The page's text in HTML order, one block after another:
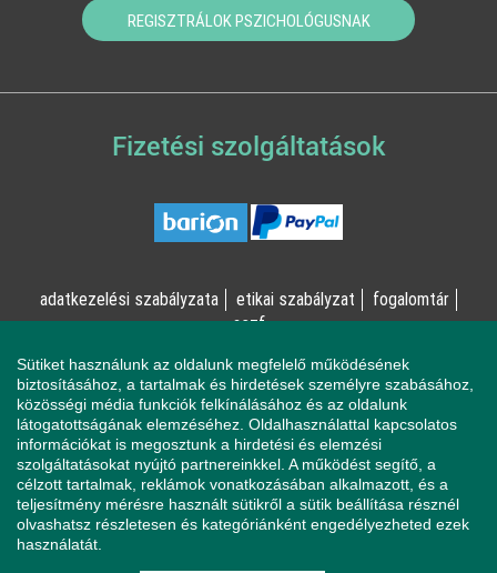
REGISZTRÁLOK PSZICHOLÓGUSNAK
Fizetési szolgáltatások
adatkezelési szabályzata etikai szabályzat
fogalomtár
aszf
© Online Pszichológia Kft. 2023 - Minden jog fenntartva!
2161 Csomád, Levente utca 14/A
Ha mentálisan instabil állapotban érzi magát, a magatartása
veszélyeztetheti Önt vagy a környezetében élőket, azonnal
forduljon a Sürgősségi Segélyvonalhoz (telefon: 112).
Pszichológusaink és az Online Pszichológia Kft. nem vállal
Sütiket használunk az oldalunk megfelelő működésének
biztosításához, a tartalmak és hirdetések személyre szabásához,
közösségi média funkciók felkínálásához és az oldalunk
látogatottságának elemzéséhez. Oldalhasználattal kapcsolatos
információkat is megosztunk a hirdetési és elemzési
szolgáltatásokat nyújtó partnereinkkel. A működést segítő, a
célzott tartalmak, reklámok vonatkozásában alkalmazott, és a
teljesítmény mérésre használt sütikről a sütik beállítása résznél
olvashatsz részletesen és kategóriánként engedélyezheted ezek
használatát.